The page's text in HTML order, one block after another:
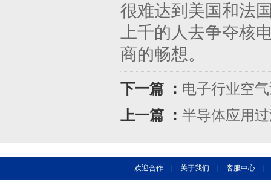
很难达到美国和法
上千的人去争夺核
商的畅想。
下一篇 ： 电子行业空
上一篇 ： 半导体应用
欢迎合作 关于我们 客服中心